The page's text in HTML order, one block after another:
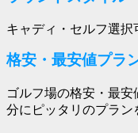
キャディ・セルフ選択
格安・最安値プラ
ゴルフ場の格安・最
分にピッタリのプラン